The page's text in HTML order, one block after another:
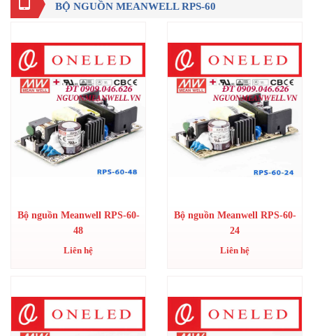
BỘ NGUỒN MEANWELL RPS-60
Bộ nguồn Meanwell RPS-60-
48
Liên hệ
Bộ nguồn Meanwell RPS-60-
24
Liên hệ